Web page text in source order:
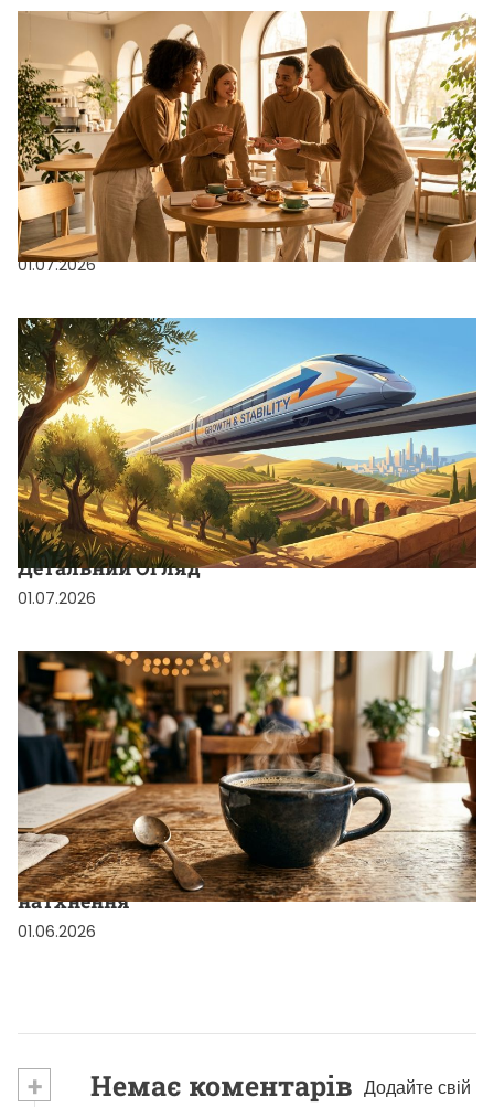
МОДА
Секрети violeta ot і як це працює насправді
01.07.2026
МІЖНАРОДНИЙ
cuanto cobra un maquinista de renfe:
Детальний Огляд
01.07.2026
РЕКОМЕНДОВАНІ
Чому справжній кофе дарує енергію та
натхнення
01.06.2026
+ Немає коментарів Додайте свій